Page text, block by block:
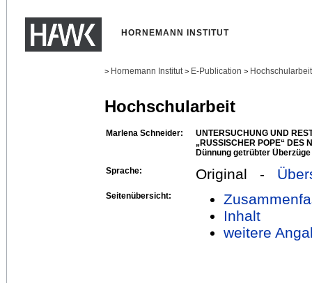
HORNEMANN INSTITUT
> Hornemann Institut > E-Publication >
Hochschularbeit
Marlena Schneider:
UNTERSUCHUNG UND
„RUSSISCHER POPE“ DES
Dünnung getrübter
Sprache:
Original -
Seitenübersicht:
Inhalt
weitere